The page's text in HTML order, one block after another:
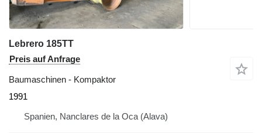
Lebrero 185TT
Preis auf Anfrage
Baumaschinen - Kompaktor
1991
Spanien, Nanclares de la Oca (Alava)